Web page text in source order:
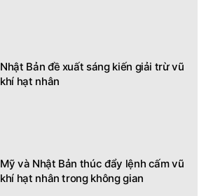
Nhật Bản đề xuất sáng kiến giải trừ vũ
khí hạt nhân
Mỹ và Nhật Bản thúc đẩy lệnh cấm vũ
khí hạt nhân trong không gian